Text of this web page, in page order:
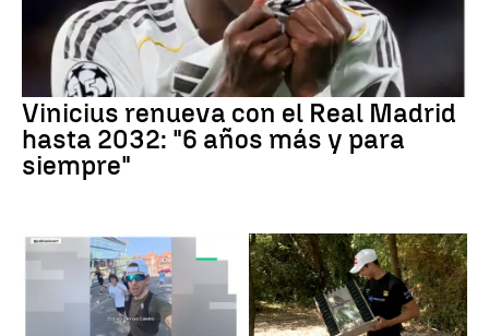
Vinicius renueva con el Real Madrid
hasta 2032: "6 años más y para
siempre"